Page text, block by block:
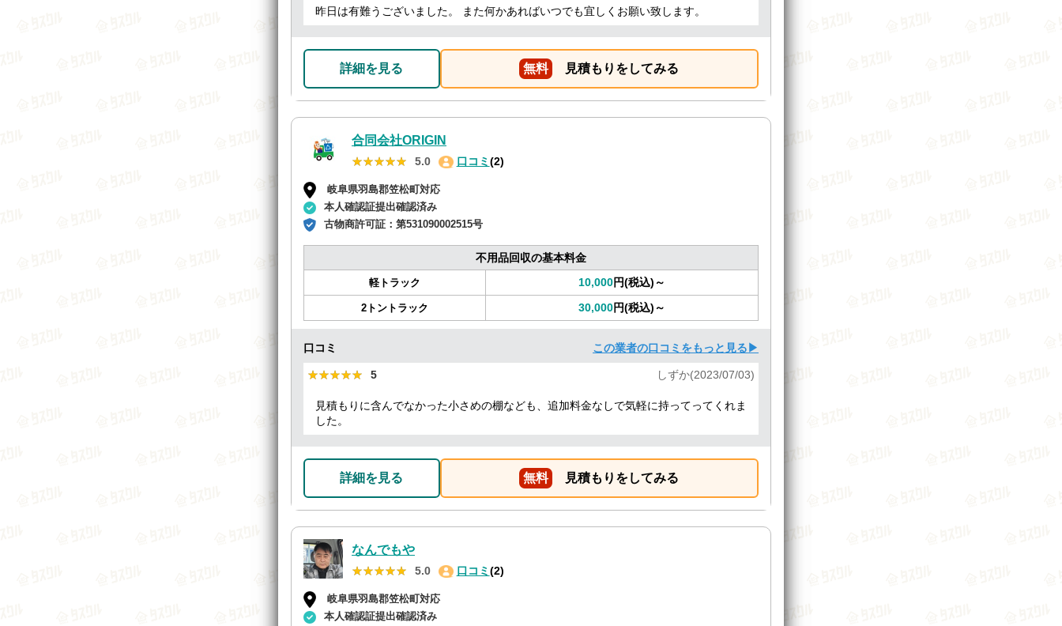
昨日は有難うございました。 また何かあればいつでも宜しくお願い致します。
詳細を見る 無料 見積もりをしてみる
合同会社ORIGIN
★★★★★
★★★★★ 5.0 口コミ (2)
岐阜県羽島郡笠松町対応
本人確認証提出確認済み
古物商許可証： 第531090002515号
不用品回収の基本料金
軽トラック 10,000円(税込)～
2トントラック 30,000円(税込)～
口コミ この業者の口コミをもっと見る▶
★★★★★
★★★★★ 5 しずか(2023/07/03)
見積もりに含んでなかった小さめの棚なども、追加料金なしで気軽に持ってってくれま
した。
詳細を見る 無料 見積もりをしてみる
なんでもや
★★★★★
★★★★★ 5.0 口コミ (2)
岐阜県羽島郡笠松町対応
本人確認証提出確認済み